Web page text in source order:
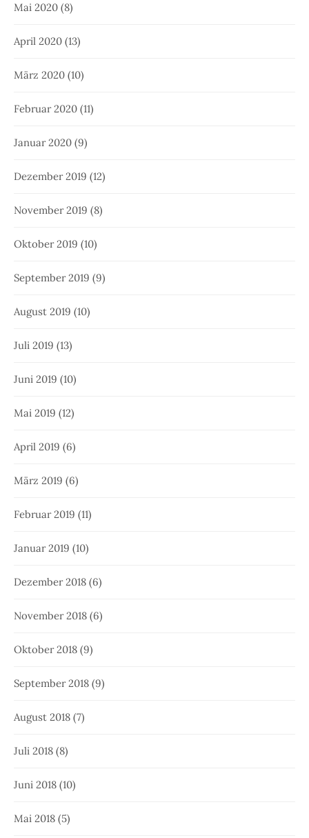
Mai 2020 (8)
April 2020 (13)
März 2020 (10)
Februar 2020 (11)
Januar 2020 (9)
Dezember 2019 (12)
November 2019 (8)
Oktober 2019 (10)
September 2019 (9)
August 2019 (10)
Juli 2019 (13)
Juni 2019 (10)
Mai 2019 (12)
April 2019 (6)
März 2019 (6)
Februar 2019 (11)
Januar 2019 (10)
Dezember 2018 (6)
November 2018 (6)
Oktober 2018 (9)
September 2018 (9)
August 2018 (7)
Juli 2018 (8)
Juni 2018 (10)
Mai 2018 (5)